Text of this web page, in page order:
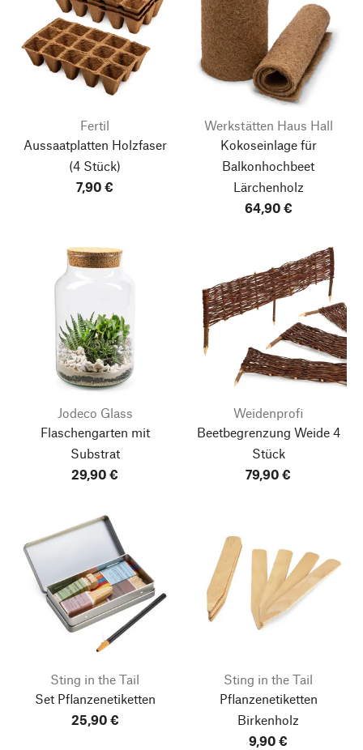
Fertil
Aussaatplatten Holzfaser
(4 Stück)
7,90 €
Werkstätten Haus Hall
Kokoseinlage für
Balkonhochbeet
Lärchenholz
64,90 €
Jodeco Glass
Flaschengarten mit
Substrat
29,90 €
Weidenprofi
Beetbegrenzung Weide 4
Stück
79,90 €
Sting in the Tail
Set Pflanzenetiketten
25,90 €
Sting in the Tail
Pflanzenetiketten
Birkenholz
9,90 €